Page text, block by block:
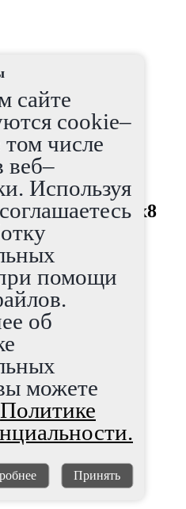
73x8
73x8
сайте
cookie–
числе
веб–
Используя
помощи
об
можете
Политике
Принять